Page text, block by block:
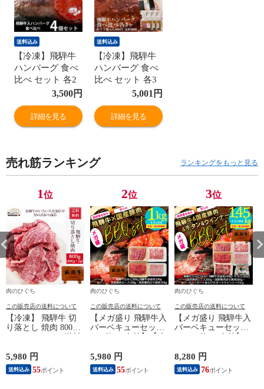
送料込み
【冷凍】飛騨牛
ハンバーグ 食べ
比べ セット 各2
個 ギフト箱入 送
肉 ギフト お祝い
御礼 御祝 内祝
3,500円
詳細を見る
送料込み
【冷凍】飛騨牛
ハンバーグ 食べ
比べ セット 各3
個 ギフト箱入 送
肉 ギフト お祝い
御礼 御祝 内祝
5,001 円
詳細を見る
売れ筋ランキング ランキングをもっと見る
1位
肉のひぐち
この販売店の送料について
【冷凍】 飛騨牛 切
り落とし 焼肉 800g
(400g×2パック) 送料
訳アリ 訳あり わけ
あり 肉 おうち焼き
肉 黒毛和牛 お試し
5,980 円
送料込み 55
2位
肉のひぐち
この販売店の送料について
【メガ盛り 飛騨牛入
バーベキューセット
1kg 約4-5人前】【冷
肉 焼き肉セット 送
料無料 バーベキュー
BBQ 焼肉 焼き肉 和
5,980 円
送料込み 55
3位
肉のひぐち
この販売店の送料について
【メガ盛り 飛騨牛入
バーベキューセット
1.45kg 約4-5人前】
飛騨牛＆国産豚肉＆
牛タン ＆ウインナー
1.45㎏ バーベキュー
8,280 円
送料込み 76